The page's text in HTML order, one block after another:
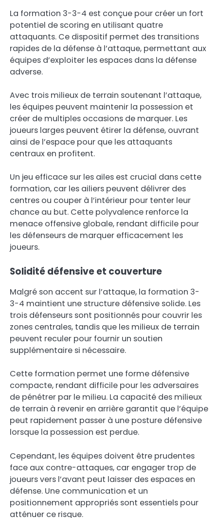
La formation 3-3-4 est conçue pour créer un fort
potentiel de scoring en utilisant quatre
attaquants. Ce dispositif permet des transitions
rapides de la défense à l’attaque, permettant aux
équipes d’exploiter les espaces dans la défense
adverse.
Avec trois milieux de terrain soutenant l’attaque,
les équipes peuvent maintenir la possession et
créer de multiples occasions de marquer. Les
joueurs larges peuvent étirer la défense, ouvrant
ainsi de l’espace pour que les attaquants
centraux en profitent.
Un jeu efficace sur les ailes est crucial dans cette
formation, car les ailiers peuvent délivrer des
centres ou couper à l’intérieur pour tenter leur
chance au but. Cette polyvalence renforce la
menace offensive globale, rendant difficile pour
les défenseurs de marquer efficacement les
joueurs.
Solidité défensive et couverture
Malgré son accent sur l’attaque, la formation 3-
3-4 maintient une structure défensive solide. Les
trois défenseurs sont positionnés pour couvrir les
zones centrales, tandis que les milieux de terrain
peuvent reculer pour fournir un soutien
supplémentaire si nécessaire.
Cette formation permet une forme défensive
compacte, rendant difficile pour les adversaires
de pénétrer par le milieu. La capacité des milieux
de terrain à revenir en arrière garantit que l’équipe
peut rapidement passer à une posture défensive
lorsque la possession est perdue.
Cependant, les équipes doivent être prudentes
face aux contre-attaques, car engager trop de
joueurs vers l’avant peut laisser des espaces en
défense. Une communication et un
positionnement appropriés sont essentiels pour
atténuer ce risque.